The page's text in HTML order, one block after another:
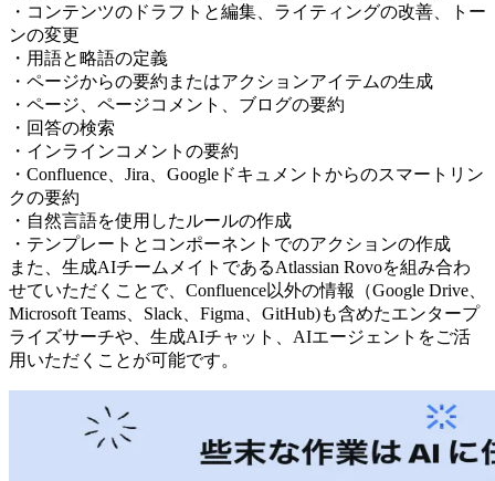
・コンテンツのドラフトと編集、ライティングの改善、トー
ンの変更
・用語と略語の定義
・ページからの要約またはアクションアイテムの生成
・ページ、ページコメント、ブログの要約
・回答の検索
・インラインコメントの要約
・Confluence、Jira、Googleドキュメントからのスマートリン
クの要約
・自然言語を使用したルールの作成
・テンプレートとコンポーネントでのアクションの作成
また、生成AIチームメイトであるAtlassian Rovoを組み合わ
せていただくことで、Confluence以外の情報（Google Drive、
Microsoft Teams、Slack、Figma、GitHub)も含めたエンタープ
ライズサーチや、生成AIチャット、AIエージェントをご活
用いただくことが可能です。